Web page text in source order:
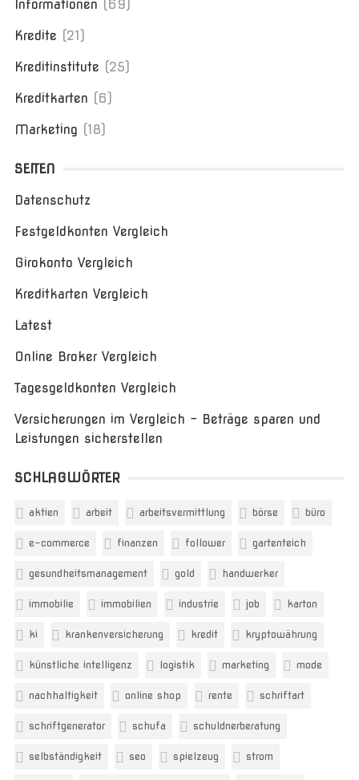
Informationen (69)
Kredite (21)
Kreditinstitute (25)
Kreditkarten (6)
Marketing (18)
SEITEN
Datenschutz
Festgeldkonten Vergleich
Girokonto Vergleich
Kreditkarten Vergleich
Latest
Online Broker Vergleich
Tagesgeldkonten Vergleich
Versicherungen im Vergleich – Beträge sparen und
Leistungen sicherstellen
SCHLAGWÖRTER
aktien arbeit arbeitsvermittlung börse büro
e-commerce finanzen follower gartenteich
gesundheitsmanagement gold handwerker
immobilie immobilien industrie job karton
ki krankenversicherung kredit kryptowährung
künstliche intelligenz logistik marketing mode
nachhaltigkeit online shop rente schriftart
schriftgenerator schufa schuldnerberatung
selbständigkeit seo spielzeug strom